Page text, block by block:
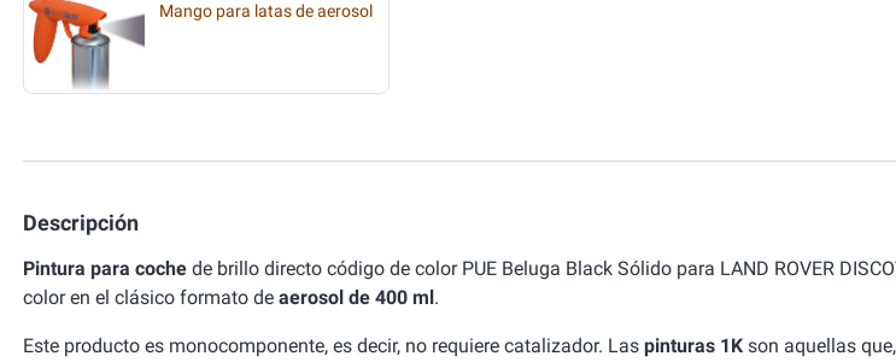
Mango para latas de aerosol
Descripción
Pintura para coche de brillo directo código de color PUE Beluga Black Sólido para LAND ROVER
color en el clásico formato de aerosol de 400 ml.
Este producto es monocomponente, es decir, no requiere catalizador. Las pinturas 1K son aquellas